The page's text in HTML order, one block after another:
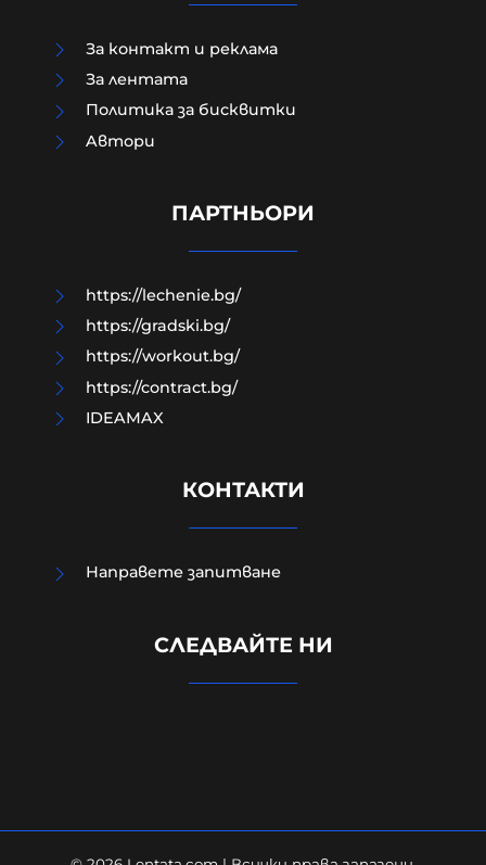
“САЩ се усетиха, а ние кога?"
За контакт и реклама
За лентата
Политика за бисквитки
Aвтори
ПАРТНЬОРИ
https://lechenie.bg/
https://gradski.bg/
https://workout.bg/
https://contract.bg/
IDEAMAX
КОНТАКТИ
Направете запитване
СЛЕДВАЙТЕ НИ